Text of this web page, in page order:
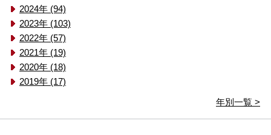
2024年 (94)
2023年 (103)
2022年 (57)
2021年 (19)
2020年 (18)
2019年 (17)
年別一覧 >